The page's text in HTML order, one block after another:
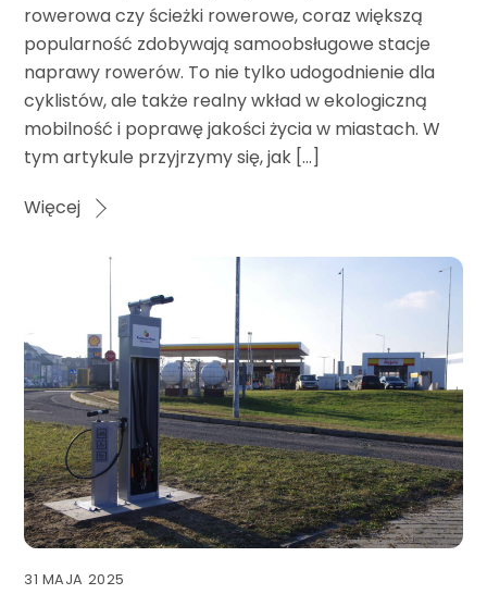
rowerowa czy ścieżki rowerowe, coraz większą
popularność zdobywają samoobsługowe stacje
naprawy rowerów. To nie tylko udogodnienie dla
cyklistów, ale także realny wkład w ekologiczną
mobilność i poprawę jakości życia w miastach. W
tym artykule przyjrzymy się, jak […]
Więcej
31 MAJA 2025